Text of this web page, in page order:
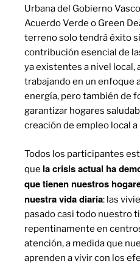
Urbana del Gobierno
Acuerdo Verde o Green
terreno solo tendrá éxito
contribución esencial de
ya existentes a nivel local,
trabajando en un enfoque
energía, pero también de
garantizar hogares
creación de empleo local a
Todos los participantes
que la crisis actual ha
que tienen nuestros
nuestra vida diaria: las
pasado casi todo nuestro
repentinamente en
atención, a medida que
aprenden a vivir con los